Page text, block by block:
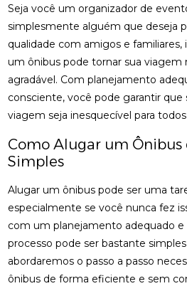
Seja você um organizador de
simplesmente alguém que deseja
qualidade com amigos e familiares,
um ônibus pode tornar sua
agradável. Com planejamento
consciente, você pode garantir que
viagem seja inesquecível para
Como Alugar um Ônibus
Simples
Alugar um ônibus pode ser uma
especialmente se você nunca fez
com um planejamento adequado e
processo pode ser bastante
abordaremos o passo a passo
ônibus de forma eficiente e sem